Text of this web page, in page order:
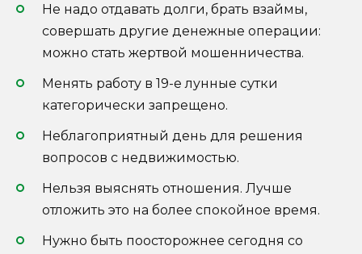
Не надо отдавать долги, брать взаймы,
совершать другие денежные операции:
можно стать жертвой мошенничества.
Менять работу в 19-е лунные сутки
категорически запрещено.
Неблагоприятный день для решения
вопросов с недвижимостью.
Нельзя выяснять отношения. Лучше
отложить это на более спокойное время.
Нужно быть поосторожнее сегодня со